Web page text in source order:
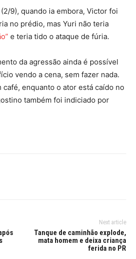
9), quando ia embora, Victor foi
no prédio, mas Yuri não teria
e teria tido o ataque de fúria.
da agressão ainda é possível
vendo a cena, sem fazer nada.
café, enquanto o ator está caído no
também foi indiciado por
Next article
Tanque de caminhão explode,
mata homem e deixa criança
ferida no PR